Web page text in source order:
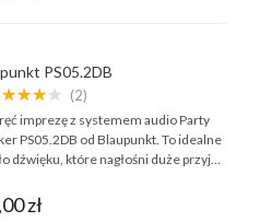
PS05.2DB
(2)
imprezę z systemem audio Party
PS05.2DB od Blaupunkt. To idealne
dźwięku, które nagłośni duże przyj…
zł